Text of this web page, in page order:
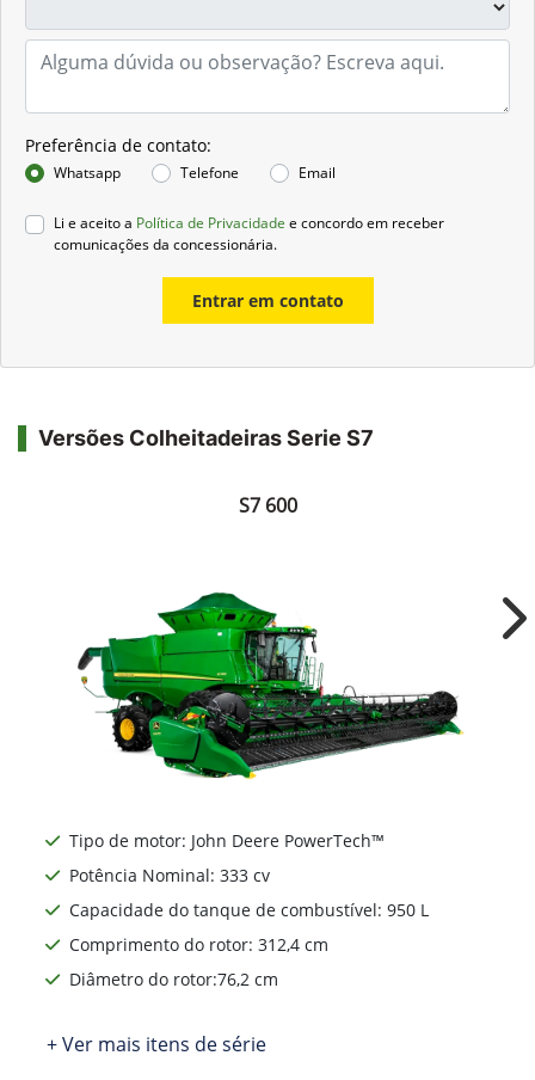
Preferência de contato:
Whatsapp Telefone Email
Li e aceito a Política de Privacidade e concordo em receber
comunicações da concessionária.
Entrar em contato
Versões Colheitadeiras Serie S7
S7 600
Tipo de motor: John Deere PowerTech™
Potência Nominal: 333 cv
Capacidade do tanque de combustível: 950 L
Comprimento do rotor: 312,4 cm
Diâmetro do rotor:76,2 cm
+ Ver mais itens de série